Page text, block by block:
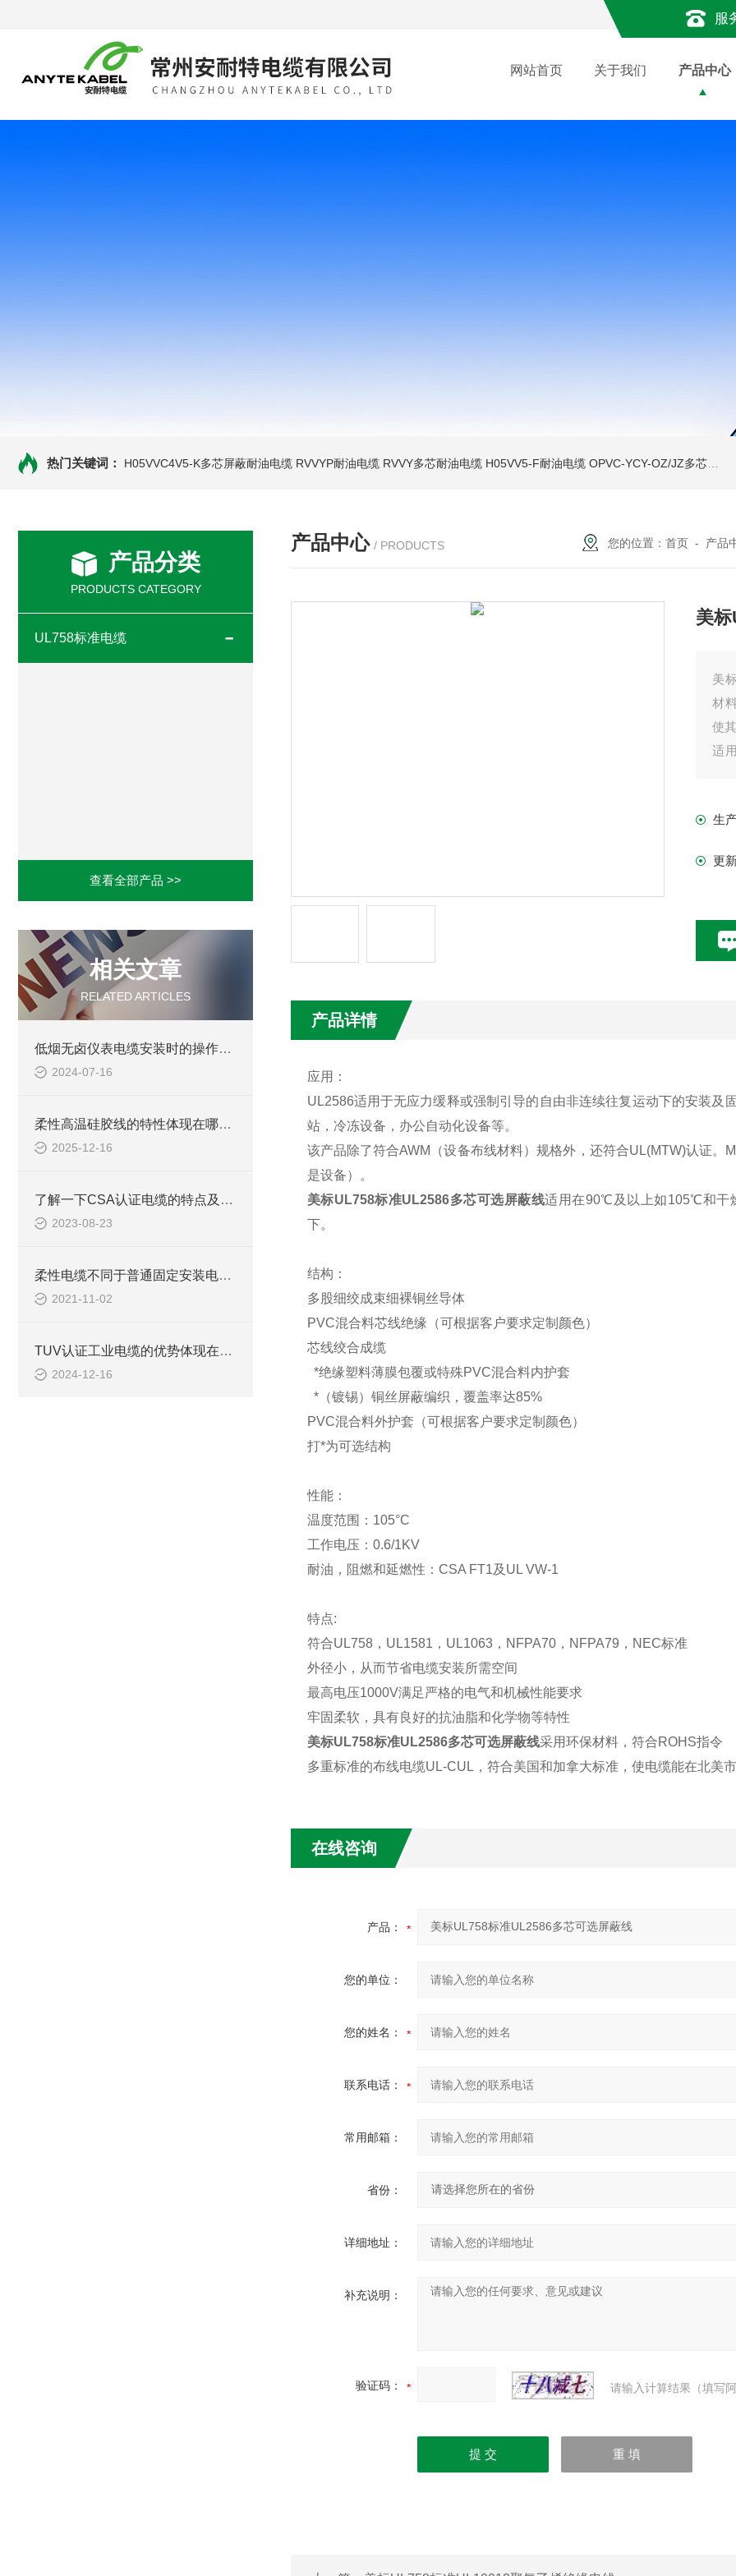
服
网站首页 关于我们 产品中心
热门关键词： H05VVC4V5-K多芯屏蔽耐油电缆 RVVYP耐油电缆 RVVY多芯耐油电缆 H05VV5-F耐油电缆 OPVC-YCY-OZ/JZ多芯双护套屏蔽耐油电缆
产品分类
PRODUCTS CATEGORY
UL758标准电缆
查看全部产品 >>
相关文章
RELATED ARTICLES
低烟无卤仪表电缆安装时的操作规范
2024-07-16
柔性高温硅胶线的特性体现在哪些方面？
2025-12-16
了解一下CSA认证电缆的特点及优势把
2023-08-23
柔性电缆不同于普通固定安装电缆，在安装中请参照如下的安装与注意事项
2021-11-02
TUV认证工业电缆的优势体现在哪些方面？
2024-12-16
产品中心 / PRODUCTS 您的位置： 首页 - 产品
美
美
材
使
适
生
更
产品详情
应用：
UL2586适用于无应力缓释或强制引导的自由非连续往复运动下的安装及
站，冷冻设备，办公自动化设备等。
该产品除了符合AWM（设备布线材料）规格外，还符合UL(MTW)认证。
是设备）。
美标UL758标准UL2586多芯可选屏蔽线适用在90℃及以上如105℃和干
下。
结构：
多股细绞成束细裸铜丝导体
PVC混合料芯线绝缘（可根据客户要求定制颜色）
芯线绞合成缆
*绝缘塑料薄膜包覆或特殊PVC混合料内护套
*（镀锡）铜丝屏蔽编织，覆盖率达85%
PVC混合料外护套（可根据客户要求定制颜色）
打*为可选结构
性能：
温度范围 ： 105°C
工作电压： 0.6/1KV
耐油，阻燃和延燃性： CSA FT1及UL VW-1
特点:
符合UL758，UL1581，UL1063，NFPA70，NFPA79，NEC标准
外径小，从而节省电缆安装所需空间
最高电压1000V满足严格的电气和机械性能要求
牢固柔软，具有良好的抗油脂和化学物等特性
美标UL758标准UL2586多芯可选屏蔽线采用环保材料，符合ROHS指令
多重标准的布线电缆UL-CUL ， 符合美国和加拿大标准，使电缆能在北美市
在线咨询
产品：
您的单位：
您的姓名：
联系电话：
常用邮箱：
省份：
详细地址：
补充说明：
验证码： 请输入计算结果（填写